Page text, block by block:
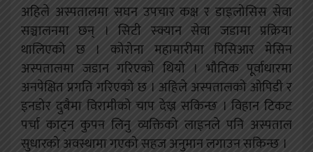
अहिले अस्पतालमा सघन उपचार कक्ष र डाइलोसिस सेवा
सञ्चालनमा छन् । सिटी स्क्यान सेवा जडामा प्रक्रिया
थालिएको छ । कोरोना महामारीमा पिसिआर मेसिन
अस्पतालमा जडान गरिएको थियो । भौतिक पूर्वाधारमा
अनपेक्षित प्रगति गरिएको छ । अहिले अस्पतालको ओपिडी र
इनडोर दुबैमा विरामीको चाप देख्न सकिन्छ । विहान टिकट
पर्चा काट्न कुपन लिनु व्यक्तिको लाइनले पनि अस्पताल
सुधारको अवस्थामा गएको सहज अनुमान लगाउन सकिन्छ ।